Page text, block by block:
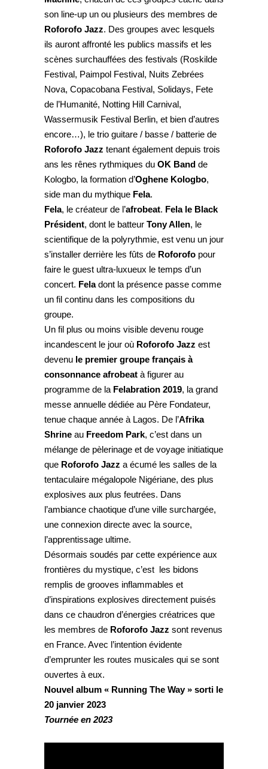
son line-up un ou plusieurs des membres de
Roforofo Jazz. Des groupes avec lesquels
ils auront affronté les publics massifs et les
scènes surchauffées des festivals (Roskilde
Festival, Paimpol Festival, Nuits Zebrées
Nova, Copacobana Festival, Solidays, Fete
de l’Humanité, Notting Hill Carnival,
Wassermusik Festival Berlin, et bien d’autres
encore…), le trio guitare / basse / batterie de
Roforofo Jazz tenant également depuis trois
ans les rênes rythmiques du OK Band de
Kologbo, la formation d’Oghene Kologbo,
side man du mythique Fela.
Fela, le créateur de l’afrobeat. Fela le Black
Président, dont le batteur Tony Allen, le
scientifique de la polyrythmie, est venu un jour
s’installer derrière les fûts de Roforofo pour
faire le guest ultra-luxueux le temps d’un
concert. Feladont la présence passe comme
un fil continu dans les compositions du
groupe.
Un fil plus ou moins visible devenu rouge
incandescent le jour où Roforofo Jazz est
devenu le premier groupe français à
consonnance afrobeat à figurer au
programme de la Felabration 2019, la grand
messe annuelle dédiée au Père Fondateur,
tenue chaque année à Lagos. De l’Afrika
Shrine au Freedom Park, c’est dans un
mélange de pèlerinage et de voyage initiatique
que Roforofo Jazz a écumé les salles de la
tentaculaire mégalopole Nigériane, des plus
explosives aux plus feutrées. Dans
l’ambiance chaotique d’une ville surchargée,
une connexion directe avec la source,
l’apprentissage ultime.
Désormais soudés par cette expérience aux
frontières du mystique, c’est les bidons
remplis de grooves inflammables et
d’inspirations explosives directement puisés
dans ce chaudron d’énergies créatrices que
les membres de Roforofo Jazz sont revenus
en France. Avec l’intention évidente
d’emprunter les routes musicales qui se sont
ouvertes à eux.
Nouvel album « Running The Way » sorti le
20 janvier 2023
Tournée en 2023